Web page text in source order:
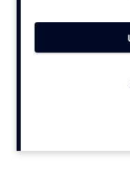
Carriere